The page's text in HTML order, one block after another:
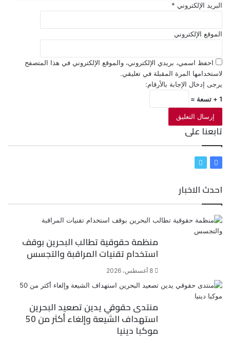
البريد الإلكتروني *
الموقع الإلكتروني
احفظ اسمي، بريدي الإلكتروني، والموقع الإلكتروني في هذا المتصفح
لاستخدامها المرة المقبلة في تعليقي.
يرجى إدخال الإجابة بالأرقام:
1 + تسعة =
تابعنا على
س
ك
ي
احدث الاخبار
منظمة حقوقية تطالب البحرين بوقف
استخدام تقنيات المراقبة والتجسس
8 أغسطس، 2026
منتدى حقوقي يدين تصعيد البحرين
استهداف الشيعة وإلغاء أكثر من 50
موكبا دينيا